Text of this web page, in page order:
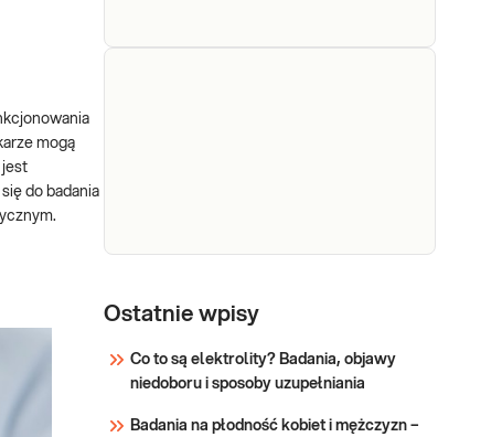
mogą
jest
do badania
tyrozyny anty-MuSK,
receptorom
(anty-ACHR)
acetylocholiny (anty-
ACHR). Oznaczenie
stężenia przeciwciał
acetylocholinowemu
Sprawdź
Ostatnie wpisy
Co to są elektrolity? Badania, objawy
niedoboru i sposoby uzupełniania
Badania na płodność kobiet i mężczyzn –